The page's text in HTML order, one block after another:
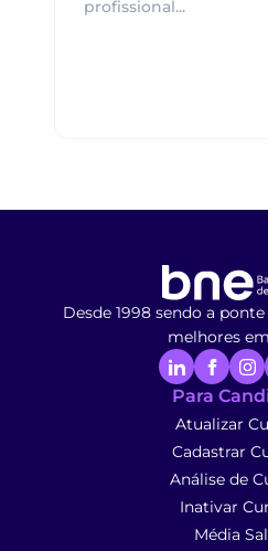
profissional...
Desde 1998 sendo a
melhores
Para
Atualizar
Cadastrar
Análise de
Inativar
Média